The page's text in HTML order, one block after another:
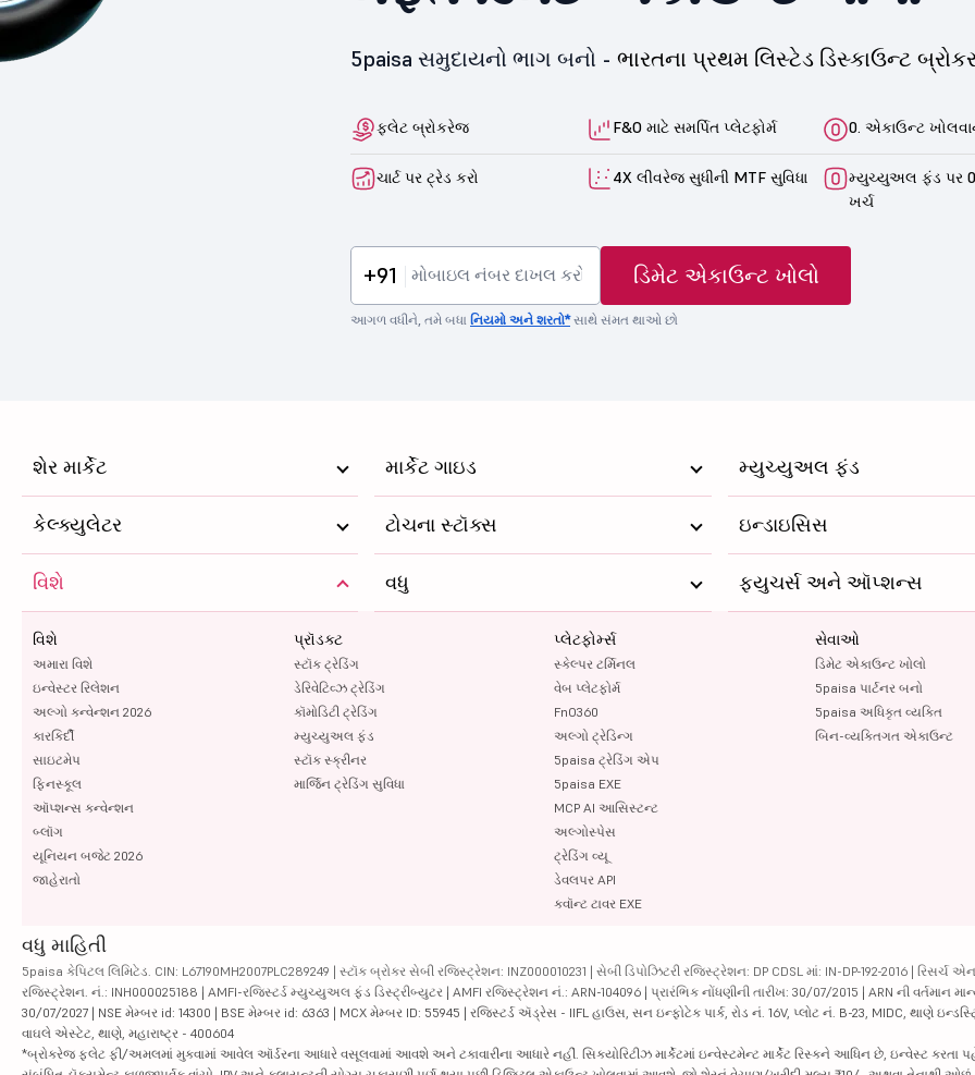
5paisa સમુદાયનો ભાગ બનો - ભારતના પ્રથમ લિસ્ટેડ ડિસ્કાઉન્ટ
ફ્લેટ બ્રોકરેજ F&O માટે સમર્પિત પ્લેટફોર્મ 0. એકાઉન્ટ
ચાર્ટ પર ટ્રેડ કરો 4X લીવરેજ સુધીની MTF સુવિધા
મ્યુચ્યુઅલ ફંડ પર
ખર્ચ
+91 ડિમેટ એકાઉન્ટ ખોલો
આગળ વધીને, તમે બધા નિયમો અને શરતો*સાથે સંમત થાઓ છો
શેર માર્કેટ માર્કેટ ગાઇડ મ્યુચ્યુઅલ ફંડ
કેલ્ક્યુલેટર ટોચના સ્ટૉક્સ ઇન્ડાઇસિસ
વિશે
વિશે
અમારા વિશે
ઇન્વેસ્ટર રિલેશન
અલ્ગો કન્વેન્શન 2026
કારકિર્દી
સાઇટમેપ
ફિનસ્કૂલ
ઑપ્શન્સ કન્વેન્શન
બ્લૉગ
યૂનિયન બજેટ 2026
જાહેરાતો
પ્રૉડક્ટ
સ્ટૉક ટ્રેડિંગ
ડેરિવેટિવ્ઝ ટ્રેડિંગ
કૉમોડિટી ટ્રેડિંગ
મ્યુચ્યુઅલ ફંડ
સ્ટૉક સ્ક્રીનર
માર્જિન ટ્રેડિંગ સુવિધા
પ્લેટફોર્મ્સ
સ્કેલ્પર ટર્મિનલ
વેબ પ્લેટફોર્મ
FnO360
અલ્ગો ટ્રેડિન્ગ
5paisa ટ્રેડિંગ એપ
5paisa EXE
MCP AI આસિસ્ટન્ટ
અલ્ગોસ્પેસ
ટ્રેડિંગ વ્યૂ
ડેવલપર API
ક્વૉન્ટ ટાવર EXE
સેવાઓ
ડિમેટ એકાઉન્ટ ખોલો
5paisa પાર્ટનર બનો
5paisa અધિકૃત વ્યક્તિ
બિન-વ્યક્તિગત એકાઉન્ટ
વધુ ફ્યુચર્સ અને ઑપ્શન્સ
વધુ માહિતી
5paisa કેપિટલ લિમિટેડ. CIN: L67190MH2007PLC289249 | સ્ટૉક બ્રોકર સેબી રજિસ્ટ્રેશન: INZ000010231 | સેબી ડિપોઝિટરી રજિસ્ટ્રેશન: DP CDSL માં: IN-DP-192-2016 | રિસર્ચ
રજિસ્ટ્રેશન. નં.: INH000025188 | AMFI-રજિસ્ટર્ડ મ્યુચ્યુઅલ ફંડ ડિસ્ટ્રીબ્યુટર | AMFI રજિસ્ટ્રેશન નં.: ARN-104096 | પ્રારંભિક નોંધણીની તારીખ: 30/07/2015 | ARN ની વર્તમાન
30/07/2027 | NSE મેમ્બર id: 14300 | BSE મેમ્બર id: 6363 | MCX મેમ્બર ID: 55945 | રજિસ્ટર્ડ ઍડ્રેસ - IIFL હાઉસ, સન ઇન્ફોટેક પાર્ક, રોડ નં. 16V, પ્લોટ નં. B-23, MIDC, થાણે
વાઘલે એસ્ટેટ, થાણે, મહારાષ્ટ્ર - 400604
*બ્રોકરેજ ફ્લેટ ફી/અમલમાં મુકવામાં આવેલ ઑર્ડરના આધારે વસૂલવામાં આવશે અને ટકાવારીના આધારે નહીં. સિક્યોરિટીઝ માર્કેટમાં ઇન્વેસ્ટમેન્ટ માર્કેટ રિસ્કને આધિન છે, ઇન્વેસ્ટ કરતા